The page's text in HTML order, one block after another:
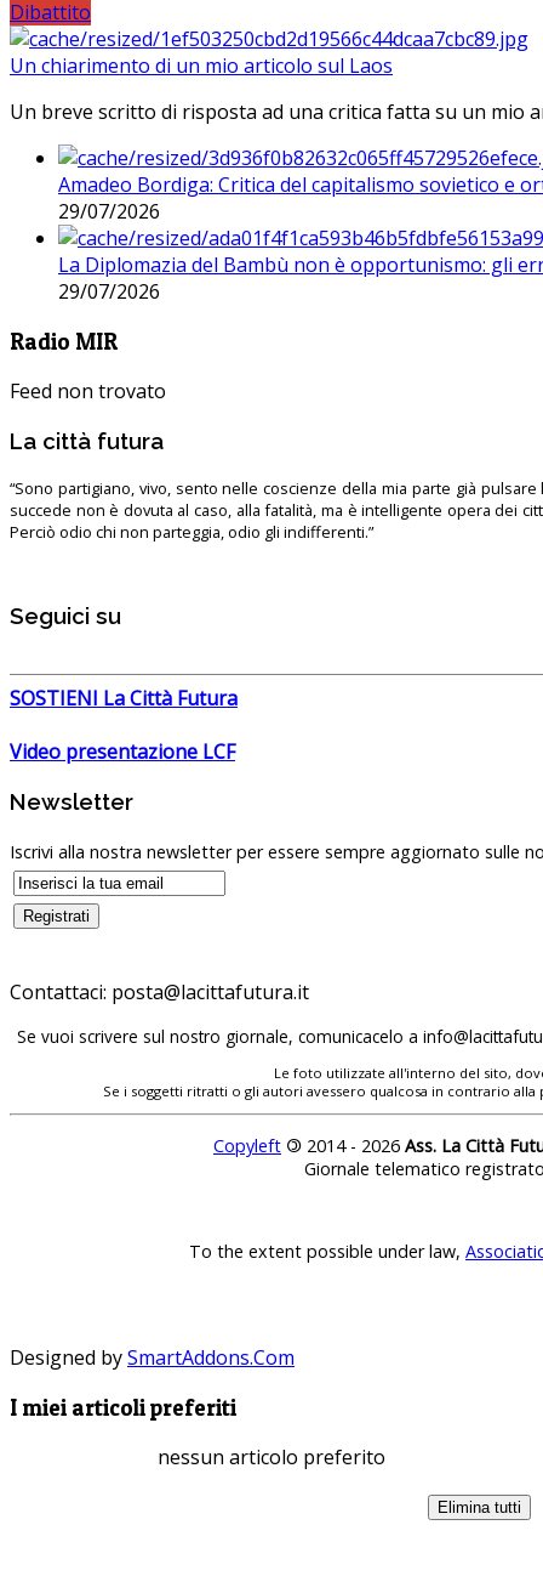
Dibattito
Un chiarimento di un mio articolo sul Laos
Un breve scritto di risposta ad una critica fatta su un mio
Amadeo Bordiga: Critica del capitalismo sovietico e
29/07/2026
La Diplomazia del Bambù non è opportunismo: gli
29/07/2026
Radio MIR
Feed non trovato
La città futura
“Sono partigiano, vivo, sento nelle coscienze della mia parte già pulsare
succede non è dovuta al caso, alla fatalità, ma è intelligente opera dei
Perciò odio chi non parteggia, odio gli indifferenti.”
Seguici su
SOSTIENI La Città Futura
Video presentazione LCF
Newsletter
Iscrivi alla nostra newsletter per essere sempre aggiornato sulle
Contattaci:
Se vuoi scrivere sul nostro giornale, comunicacelo a
Le foto utilizzate all'interno del sito,
Se i soggetti ritratti o gli autori avessero qualcosa in contrario
Copyleft © 2014 - 2026 Ass. La Città
Giornale telematico
To the extent possible under law,
Designed bySmartAddons.Com
I miei articoli preferiti
nessun articolo preferito